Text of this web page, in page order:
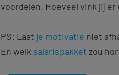
voordelen. Hoeveel vink jij
PS: Laat je motivatie niet
En welk salarispakket zou